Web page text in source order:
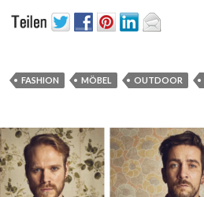
FASHION MÖBEL OUTDOOR